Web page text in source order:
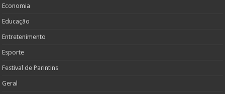
Economia
Educação
Entretenimento
Esporte
Festival de Parintins
Geral